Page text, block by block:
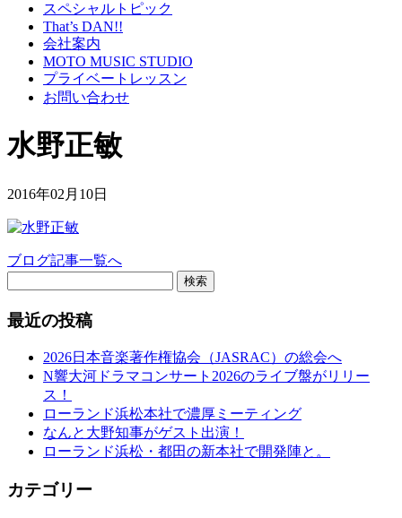
スペシャルトピック
That’s DAN!!
会社案内
MOTO MUSIC STUDIO
プライベートレッスン
お問い合わせ
水野正敏
2016年02月10日
ブログ記事一覧へ
検索
最近の投稿
2026日本音楽著作権協会（JASRAC）の総会へ
N響大河ドラマコンサート2026のライブ盤がリリー
ス！
ローランド浜松本社で濃厚ミーティング
なんと大野知事がゲスト出演！
ローランド浜松・都田の新本社で開発陣と。
カテゴリー